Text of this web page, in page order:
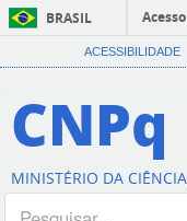
BRASIL
ACESSIBILIDADE
CNPq
MINISTÉRIO DA